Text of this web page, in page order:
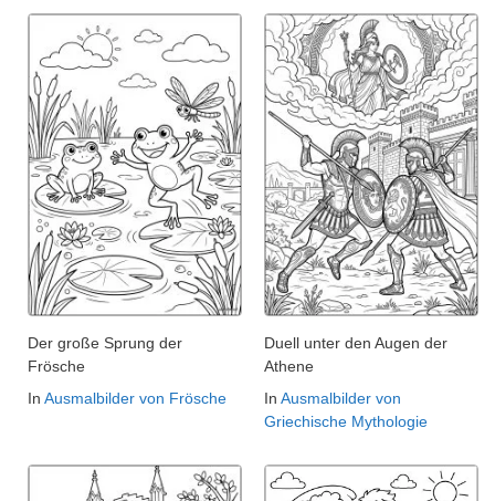
Der große Sprung der
Frösche
In Ausmalbilder von Frösche
Duell unter den Augen der
Athene
In Ausmalbilder von
Griechische Mythologie